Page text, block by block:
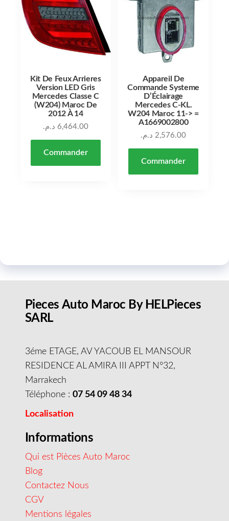
Kit De Feux Arrieres
Version LED Gris
Mercedes Classe C
(W204) Maroc De
2012 À 14
6,464.00 د.م.
Commander
Appareil De
Commande Systeme
D’Éclairage
Mercedes C-KL.
W204 Maroc 11-> =
A1669002800
2,576.00 د.م.
Commander
Pieces Auto Maroc By HELPieces
SARL
3éme ETAGE, AV YACOUB EL MANSOUR
RESIDENCE AL AMIRA III APPT N°32,
Marrakech
Téléphone : 07 54 09 48 34
Localisation
Informations
Qui est Pièces Auto Maroc
Blog
Contactez Nous
CGV
Mentions légales